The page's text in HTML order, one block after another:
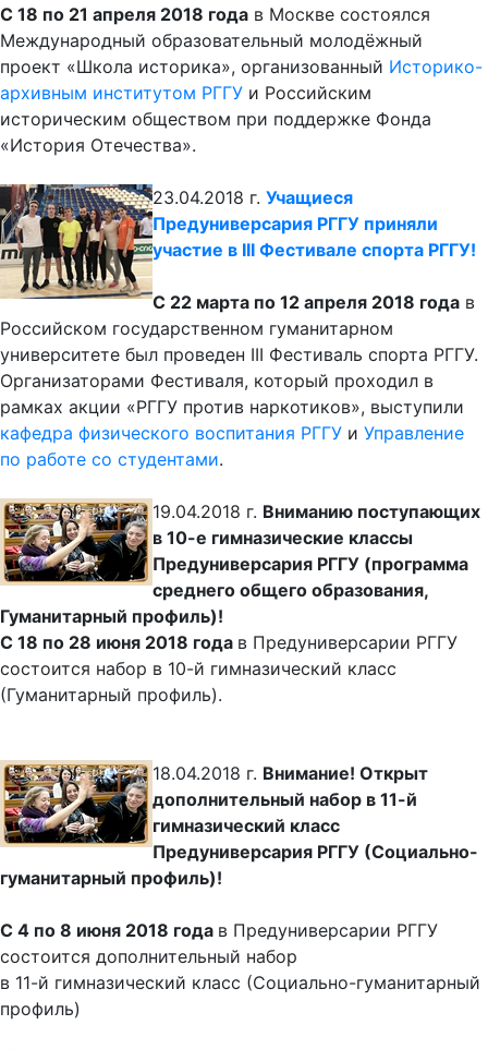
С 18 по 21 апреля 2018 года в Москве состоялся
Международный образовательный молодёжный
проект «Школа историка», организованный Историко-
архивным институтом РГГУ и Российским
историческим обществом при поддержке Фонда
«История Отечества».
23.04.2018 г. Учащиеся
Предуниверсария РГГУ приняли
участие в III Фестивале спорта РГГУ!
С 22 марта по 12 апреля 2018 года в
Российском государственном гуманитарном
университете был проведен III Фестиваль спорта РГГУ.
Организаторами Фестиваля, который проходил в
рамках акции «РГГУ против наркотиков», выступили
кафедра физического воспитания РГГУ и Управление
по работе со студентами.
19.04.2018 г. Вниманию поступающих
в 10-е гимназические классы
Предуниверсария РГГУ (программа
среднего общего образования,
Гуманитарный профиль)!
С 18 по 28 июня 2018 года в Предуниверсарии РГГУ
состоится набор в 10-й гимназический класс
(Гуманитарный профиль).
18.04.2018 г. Внимание! Открыт
дополнительный набор в 11-й
гимназический класс
Предуниверсария РГГУ (Социально-
гуманитарный профиль)!
С 4 по 8 июня 2018 года в Предуниверсарии РГГУ
состоится дополнительный набор
в 11-й гимназический класс (Социально-гуманитарный
профиль)